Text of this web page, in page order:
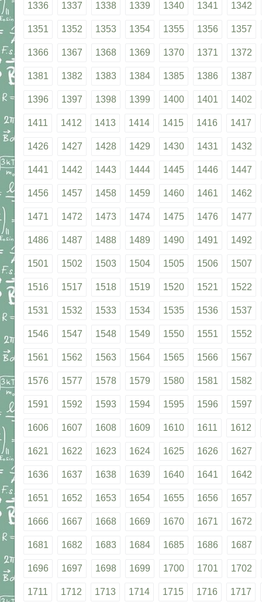
1336 1337 1338 1339 1340 1341 1342
1351 1352 1353 1354 1355 1356 1357
1366 1367 1368 1369 1370 1371 1372
1381 1382 1383 1384 1385 1386 1387
1396 1397 1398 1399 1400 1401 1402
1411 1412 1413 1414 1415 1416 1417
1426 1427 1428 1429 1430 1431 1432
1441 1442 1443 1444 1445 1446 1447
1456 1457 1458 1459 1460 1461 1462
1471 1472 1473 1474 1475 1476 1477
1486 1487 1488 1489 1490 1491 1492
1501 1502 1503 1504 1505 1506 1507
1516 1517 1518 1519 1520 1521 1522
1531 1532 1533 1534 1535 1536 1537
1546 1547 1548 1549 1550 1551 1552
1561 1562 1563 1564 1565 1566 1567
1576 1577 1578 1579 1580 1581 1582
1591 1592 1593 1594 1595 1596 1597
1606 1607 1608 1609 1610 1611 1612
1621 1622 1623 1624 1625 1626 1627
1636 1637 1638 1639 1640 1641 1642
1651 1652 1653 1654 1655 1656 1657
1666 1667 1668 1669 1670 1671 1672
1681 1682 1683 1684 1685 1686 1687
1696 1697 1698 1699 1700 1701 1702
1711 1712 1713 1714 1715 1716 1717